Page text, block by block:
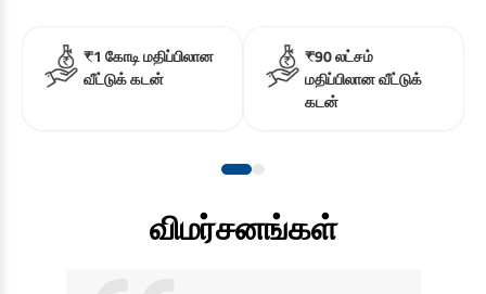
₹1 கோடி மதிப்பிலான
வீட்டுக் கடன்
₹90 லட்சம்
மதிப்பிலான வீட்டுக்
கடன்
விமர்சனங்கள்